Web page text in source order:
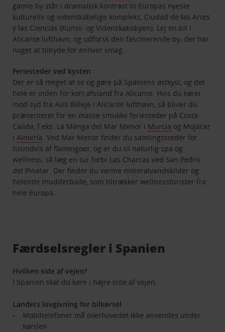
gamle by står i dramatisk kontrast til Europas nyeste
kulturelle og videnskabelige kompleks, Ciudad de las Artes
y las Ciencias (Kunst- og Videnskabsbyen). Lej en bil i
Alicante lufthavn, og udforsk den fascinerende by, der har
noget at tilbyde for enhver smag.
Feriesteder ved kysten
Der er så meget at se og gøre på Spaniens østkyst, og det
hele er inden for kort afstand fra Alicante. Hvis du kører
mod syd fra Avis Billeje i Alicante lufthavn, så bliver du
præsenteret for en masse smukke feriesteder på Costa
Calida, f.eks. La Manga del Mar Menor i Murcia og Mojácar
i Almería . Ved Mar Menor finder du samlingssteder for
tusindvis af flamingoer, og er du til naturlig spa og
wellness, så læg en tur forbi Las Charcas ved San Pedro
del Pinatar. Der finder du varme mineralvandskilder og
helende mudderbade, som tiltrækker wellnessturister fra
hele Europa.
Færdselsregler i Spanien
Hvilken side af vejen?
I Spanien skal du køre i højre side af vejen.
Landets lovgivning for bilkørsel
Mobiltelefoner må overhovedet ikke anvendes under
kørslen